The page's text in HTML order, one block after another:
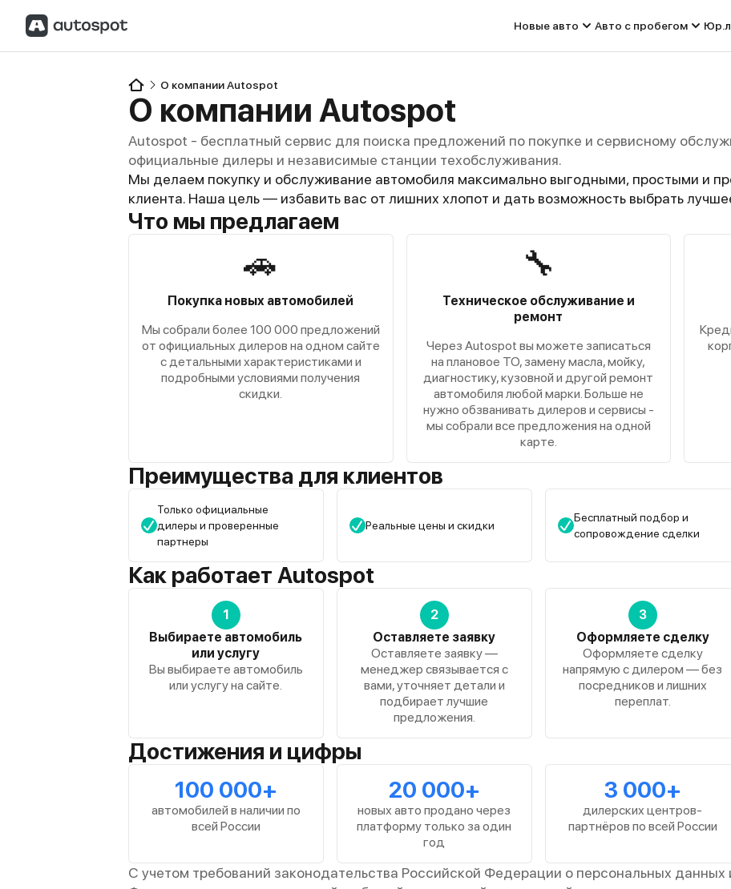
Новые авто Авто с пробегом
О компании Autospot
О компании Autospot
Autospot - бесплатный сервис для поиска предложений по покупке и сервисному
официальные дилеры и независимые станции техобслуживания.
Мы делаем покупку и обслуживание автомобиля максимально выгодными, простыми и
клиента. Наша цель — избавить вас от лишних хлопот и дать возможность выбрать
Что мы предлагаем
🚗
Покупка новых автомобилей
Мы собрали более 100 000 предложений
от официальных дилеров на одном сайте
с детальными характеристиками и
подробными условиями получения
скидки.
🔧
Техническое обслуживание и
ремонт
Через Autospot вы можете записаться
на плановое ТО, замену масла, мойку,
диагностику, кузовной и другой ремонт
автомобиля любой марки. Больше не
нужно обзванивать дилеров и сервисы -
мы собрали все предложения на одной
карте.
Преимущества для клиентов
Только официальные
дилеры и проверенные
партнеры
Реальные цены и скидки
Бесплатный подбор и
сопровождение сделки
Как работает Autospot
1
Выбираете автомобиль
или услугу
Вы выбираете автомобиль
или услугу на сайте.
2
Оставляете заявку
Оставляете заявку —
менеджер связывается с
вами, уточняет детали и
подбирает лучшие
предложения.
3
Оформляете сделку
Оформляете сделку
напрямую с дилером — без
посредников и лишних
переплат.
Достижения и цифры
100 000+
автомобилей в наличии по
всей России
20 000+
новых авто продано через
платформу только за один
год
3 000+
дилерских центров-
партнёров по всей России
С учетом требований законодательства Российской Федерации о персональных данных